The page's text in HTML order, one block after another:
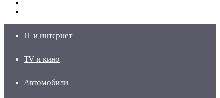
IT и интернет
TV и кино
Автомобили